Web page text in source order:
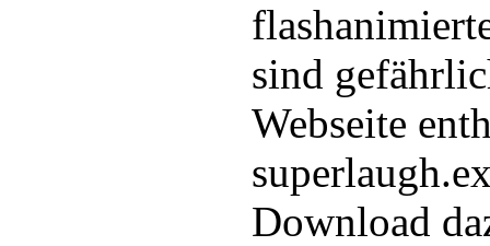
sind
Webseite
Download